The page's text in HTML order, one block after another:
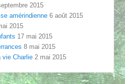
2015
amérindienne 6 août 2015
2015
17 mai 2015
8 mai 2015
vie Charlie 2 mai 2015